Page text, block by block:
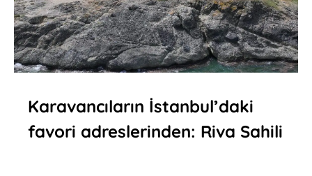
Karavancıların İstanbul’daki
favori adreslerinden: Riva Sahili